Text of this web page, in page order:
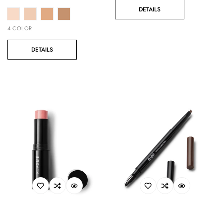
4 COLOR
DETAILS
DETAILS